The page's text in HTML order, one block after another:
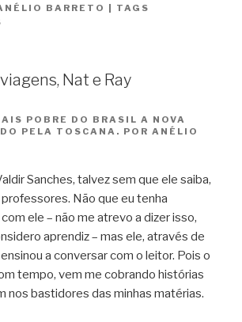
BARRETO | TAGS
Nat e Ray
POBRE DO BRASIL A NOVA
PELA TOSCANA. POR ANÉLIO
Sanches, talvez sem que ele saiba,
Não que eu tenha
ele – não me atrevo a dizer isso,
aprendiz – mas ele, através de
a conversar com o leitor. Pois o
tempo, vem me cobrando histórias
nos bastidores das minhas matérias.